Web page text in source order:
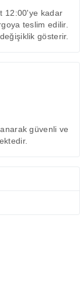
12:00'ye kadar
teslim edilir.
gösterir.
güvenli ve